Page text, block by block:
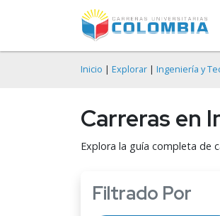
Inicio | Explorar | Ingeniería y
Carreras en
Explora la guía completa de
Filtrado Por